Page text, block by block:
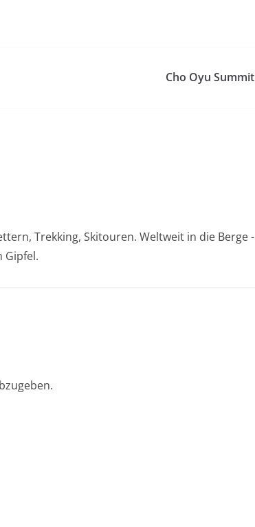
Cho Oyu Summit
Trekking, Skitouren. Weltweit in die Berge -
Gipfel.